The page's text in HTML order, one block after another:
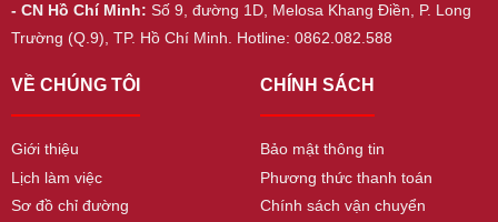
- CN Hồ Chí Minh: Số 9, đường 1D, Melosa Khang Điền, P. Long
Trường (Q.9), TP. Hồ Chí Minh. Hotline: 0862.082.588
VỀ CHÚNG TÔI
Giới thiệu
Lịch làm việc
Sơ đồ chỉ đường
CHÍNH SÁCH
Bảo mật thông tin
Phương thức thanh toán
Chính sách vận chuyển